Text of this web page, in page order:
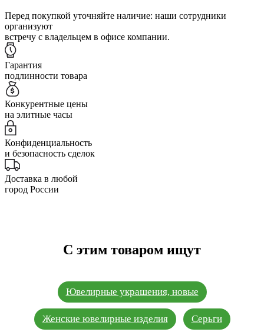
Перед покупкой уточняйте наличие: наши сотрудники
организуют
встречу с владельцем в офисе компании.
Гарантия
подлинности товара
Конкурентные цены
на элитные часы
Конфиденциальность
и безопасность сделок
Доставка в любой
город России
С этим товаром ищут
Ювелирные украшения, новые
Женские ювелирные изделия Серьги